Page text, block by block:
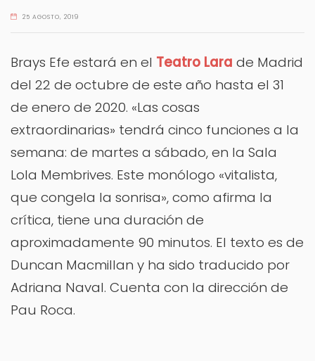
25 AGOSTO, 2019
Brays Efe estará en el Teatro Lara de Madrid
del 22 de octubre de este año hasta el 31
de enero de 2020. «Las cosas
extraordinarias» tendrá cinco funciones a la
semana: de martes a sábado, en la Sala
Lola Membrives. Este monólogo «vitalista,
que congela la sonrisa», como afirma la
crítica, tiene una duración de
aproximadamente 90 minutos. El texto es de
Duncan Macmillan y ha sido traducido por
Adriana Naval. Cuenta con la dirección de
Pau Roca.